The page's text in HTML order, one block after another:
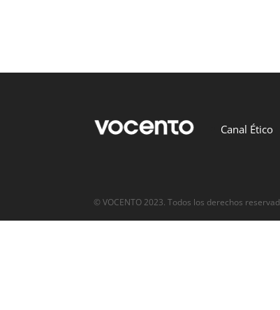
Canal Ético
© VOCENTO 2023. Todos los derechos